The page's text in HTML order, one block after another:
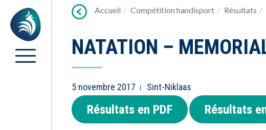
Accueil Compétition handisport Résultats
NATATION –
5 novembre 2017 Sint-Niklaas
Résultats en PDF Résultats